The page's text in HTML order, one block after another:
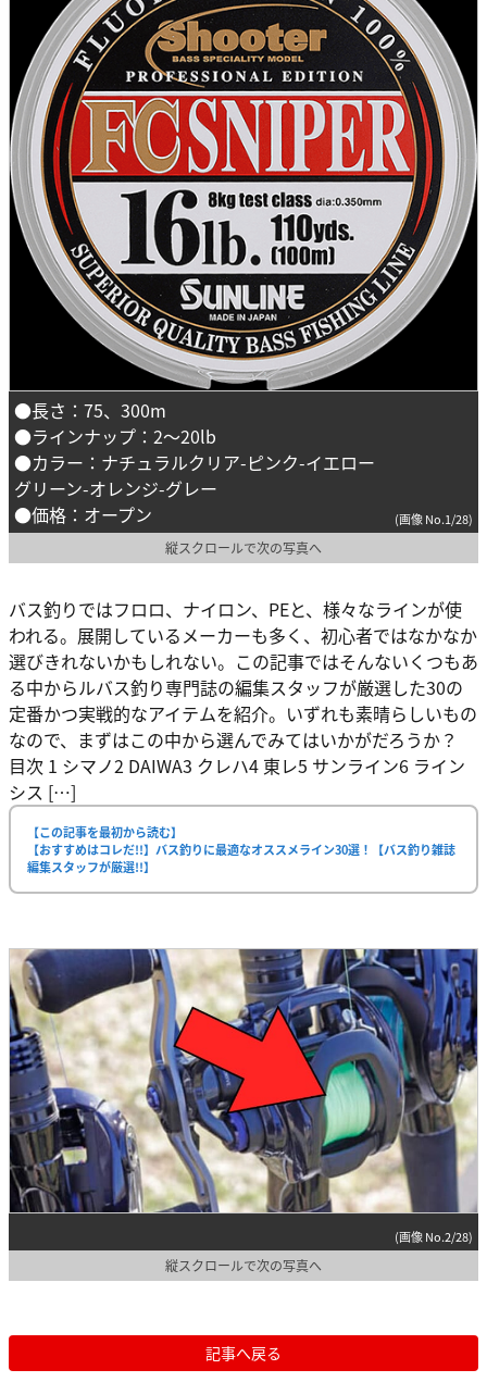
●長さ：75、300m
●ラインナップ：2～20lb
●カラー：ナチュラルクリア-ピンク-イエロー
グリーン-オレンジ-グレー
●価格：オープン
(画像 No.1/28)
縦スクロールで次の写真へ
バス釣りではフロロ、ナイロン、PEと、様々なラインが使
われる。展開しているメーカーも多く、初心者ではなかなか
選びきれないかもしれない。この記事ではそんないくつもあ
る中からルバス釣り専門誌の編集スタッフが厳選した30の
定番かつ実戦的なアイテムを紹介。いずれも素晴らしいもの
なので、まずはこの中から選んでみてはいかがだろうか？
目次 1 シマノ2 DAIWA3 クレハ4 東レ5 サンライン6 ライン
シス […]
【この記事を最初から読む】
【おすすめはコレだ!!】バス釣りに最適なオススメライン30選！【バス釣り雑誌
編集スタッフが厳選!!】
(画像 No.2/28)
縦スクロールで次の写真へ
記事へ戻る